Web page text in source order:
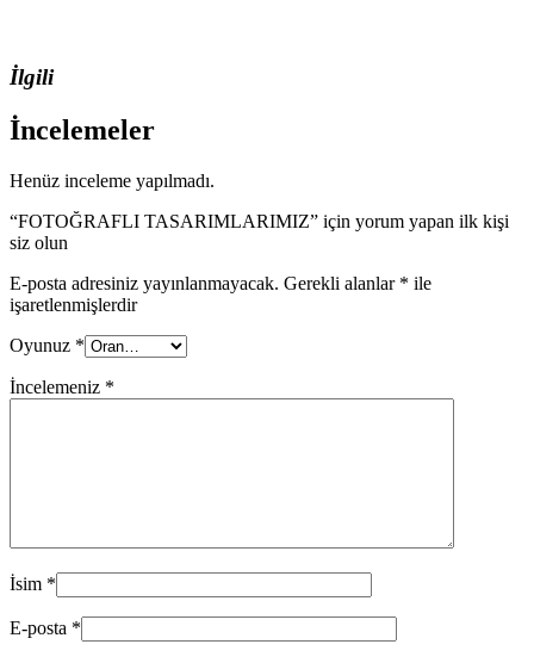
İlgili
İncelemeler
Henüz inceleme yapılmadı.
“FOTOĞRAFLI TASARIMLARIMIZ” için yorum yapan ilk kişi
siz olun
E-posta adresiniz yayınlanmayacak. Gerekli alanlar * ile
işaretlenmişlerdir
Oyunuz *
İncelemeniz *
İsim *
E-posta *